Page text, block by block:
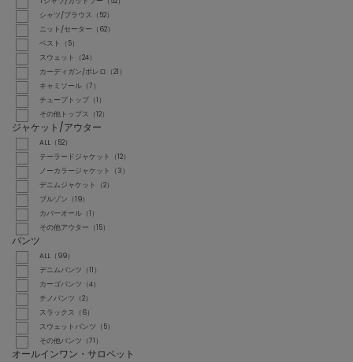
シャツ/ブラウス（52）
ニット/セーター（62）
ベスト（5）
スウェット（24）
カーディガン/ボレロ（21）
キャミソール（7）
チューブトップ（1）
その他トップス（12）
ジャケット/アウター
ALL（52）
テーラードジャケット（12）
ノーカラージャケット（3）
デニムジャケット（2）
ブルゾン（19）
カバーオール（1）
その他アウター（15）
パンツ
ALL（99）
デニムパンツ（11）
カーゴパンツ（4）
チノパンツ（2）
スラックス（6）
スウェットパンツ（5）
その他パンツ（71）
オールインワン・サロペット